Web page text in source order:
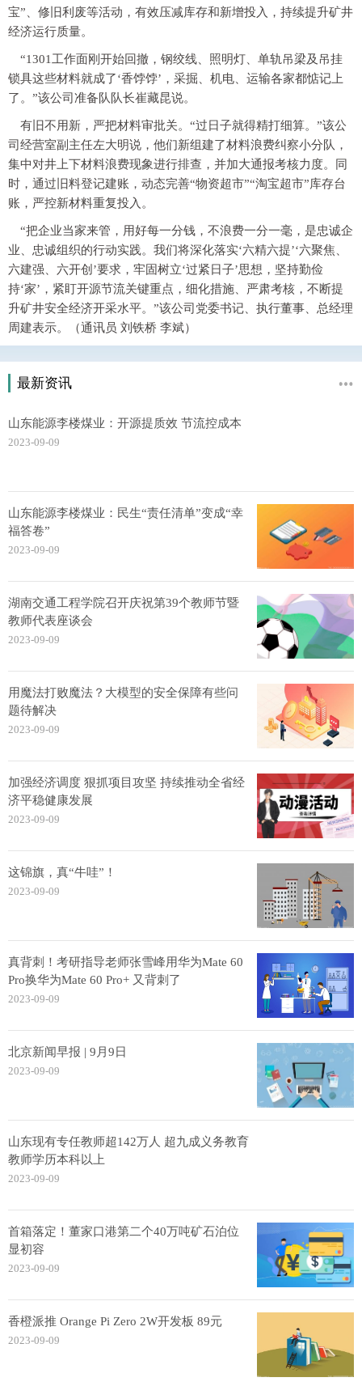
宝”、修旧利废等活动，有效压减库存和新增投入，持续提升矿井
经济运行质量。
“1301工作面刚开始回撤，钢绞线、照明灯、单轨吊梁及吊挂
锁具这些材料就成了‘香饽饽’，采掘、机电、运输各家都惦记上
了。”该公司准备队队长崔藏昆说。
有旧不用新，严把材料审批关。“过日子就得精打细算。”该公
司经营室副主任左大明说，他们新组建了材料浪费纠察小分队，
集中对井上下材料浪费现象进行排查，并加大通报考核力度。同
时，通过旧料登记建账，动态完善“物资超市”“淘宝超市”库存台
账，严控新材料重复投入。
“把企业当家来管，用好每一分钱，不浪费一分一毫，是忠诚企
业、忠诚组织的行动实践。我们将深化落实‘六精六提’‘六聚焦、
六建强、六开创’要求，牢固树立‘过紧日子’思想，坚持勤俭
持‘家’，紧盯开源节流关键重点，细化措施、严肃考核，不断提
升矿井安全经济开采水平。”该公司党委书记、执行董事、总经理
周建表示。（通讯员 刘铁桥 李斌）
最新资讯
山东能源李楼煤业：开源提质效 节流控成本
2023-09-09
山东能源李楼煤业：民生“责任清单”变成“幸
福答卷”
2023-09-09
湖南交通工程学院召开庆祝第39个教师节暨
教师代表座谈会
2023-09-09
用魔法打败魔法？大模型的安全保障有些问
题待解决
2023-09-09
加强经济调度 狠抓项目攻坚 持续推动全省经
济平稳健康发展
2023-09-09
这锦旗，真“牛哇”！
2023-09-09
真背刺！考研指导老师张雪峰用华为Mate 60
Pro换华为Mate 60 Pro+ 又背刺了
2023-09-09
北京新闻早报 | 9月9日
2023-09-09
山东现有专任教师超142万人 超九成义务教育
教师学历本科以上
2023-09-09
首箱落定！董家口港第二个40万吨矿石泊位
显初容
2023-09-09
香橙派推 Orange Pi Zero 2W开发板 89元
2023-09-09